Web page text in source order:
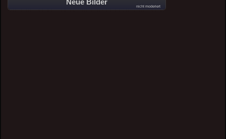
nicht moderiert